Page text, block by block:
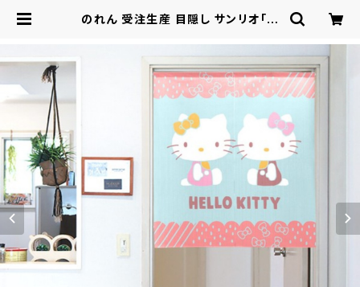
のれん 受注生産 目隠し サンリオ「ハ
90cm 日本製 / 家具・インテリア フ
ァブリック・敷物 | ロシナンテ！オンラ
イン - 総合ショッピングサイト -